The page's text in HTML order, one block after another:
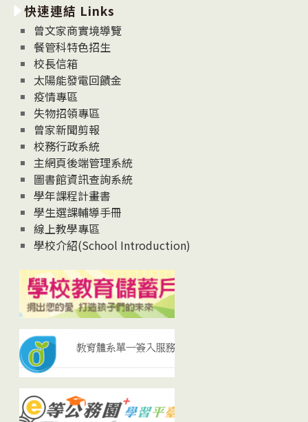
消
息
News
快速連結 Links
曾文家商實境導覽
餐管科特色招生
校長信箱
太陽能發電回饋金
疫情專區
失物招領專區
曾家新聞剪報
校務行政系統
主網頁後端管理系統
圖書館資訊查詢系統
學年課程計畫書
學生選課輔導手冊
線上教學專區
學校介紹(School Introduction)